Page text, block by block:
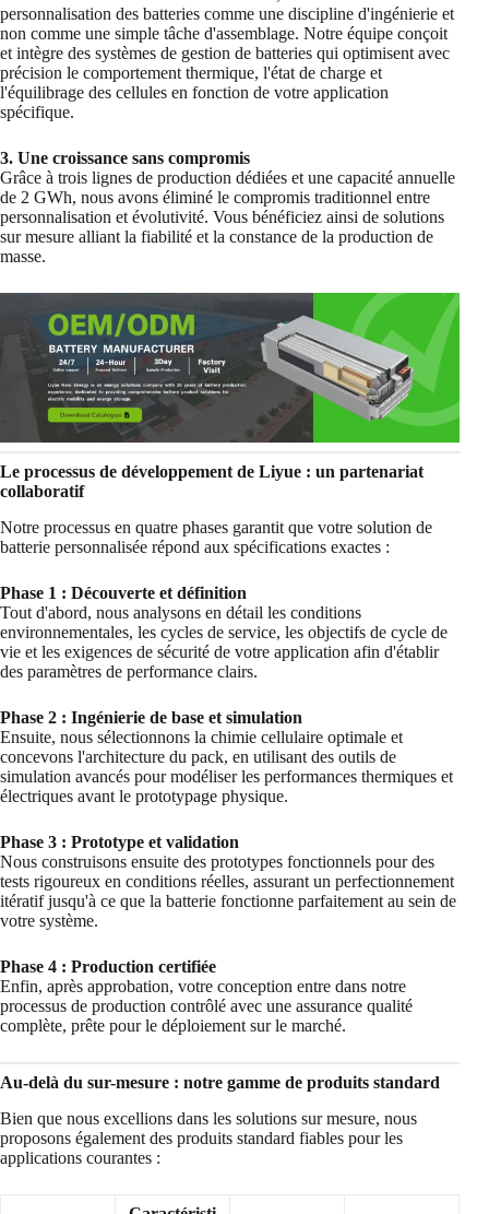
personnalisation des batteries comme une discipline d'ingénierie et
non comme une simple tâche d'assemblage. Notre équipe conçoit
et intègre des systèmes de gestion de batteries qui optimisent avec
précision le comportement thermique, l'état de charge et
l'équilibrage des cellules en fonction de votre application
spécifique.
3. Une croissance sans compromis
Grâce à trois lignes de production dédiées et une capacité annuelle
de 2 GWh, nous avons éliminé le compromis traditionnel entre
personnalisation et évolutivité. Vous bénéficiez ainsi de solutions
sur mesure alliant la fiabilité et la constance de la production de
masse.
Le processus de développement de Liyue : un partenariat
collaboratif
Notre processus en quatre phases garantit que votre solution de
batterie personnalisée répond aux spécifications exactes :
Phase 1 : Découverte et définition
Tout d'abord, nous analysons en détail les conditions
environnementales, les cycles de service, les objectifs de cycle de
vie et les exigences de sécurité de votre application afin d'établir
des paramètres de performance clairs.
Phase 2 : Ingénierie de base et simulation
Ensuite, nous sélectionnons la chimie cellulaire optimale et
concevons l'architecture du pack, en utilisant des outils de
simulation avancés pour modéliser les performances thermiques et
électriques avant le prototypage physique.
Phase 3 : Prototype et validation
Nous construisons ensuite des prototypes fonctionnels pour des
tests rigoureux en conditions réelles, assurant un perfectionnement
itératif jusqu'à ce que la batterie fonctionne parfaitement au sein de
votre système.
Phase 4 : Production certifiée
Enfin, après approbation, votre conception entre dans notre
processus de production contrôlé avec une assurance qualité
complète, prête pour le déploiement sur le marché.
Au-delà du sur-mesure : notre gamme de produits standard
Bien que nous excellions dans les solutions sur mesure, nous
proposons également des produits standard fiables pour les
applications courantes :